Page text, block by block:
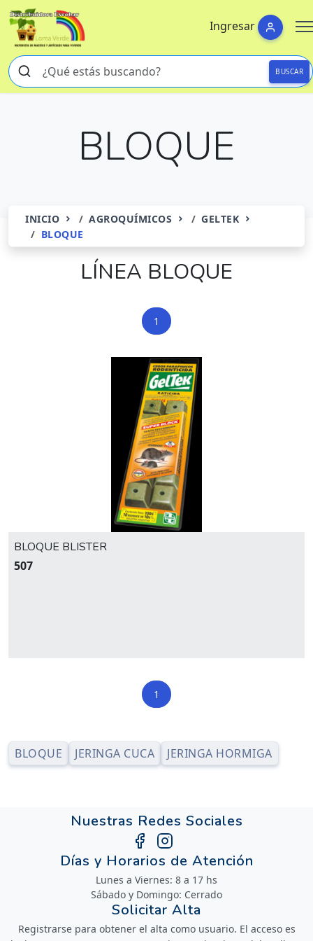
Ingresar
BUSCAR
BLOQUE
INICIO AGROQUÍMICOS
GELTEK
BLOQUE
LÍNEA BLOQUE
1
BLOQUE BLISTER
507
1
BLOQUE JERINGA CUCA JERINGA HORMIGA
Nuestras Redes Sociales
Días y Horarios de Atención
Lunes a Viernes: 8 a 17 hs
Sábado y Domingo: Cerrado
Solicitar Alta
Registrarse para obtener el alta como usuario. El acceso es